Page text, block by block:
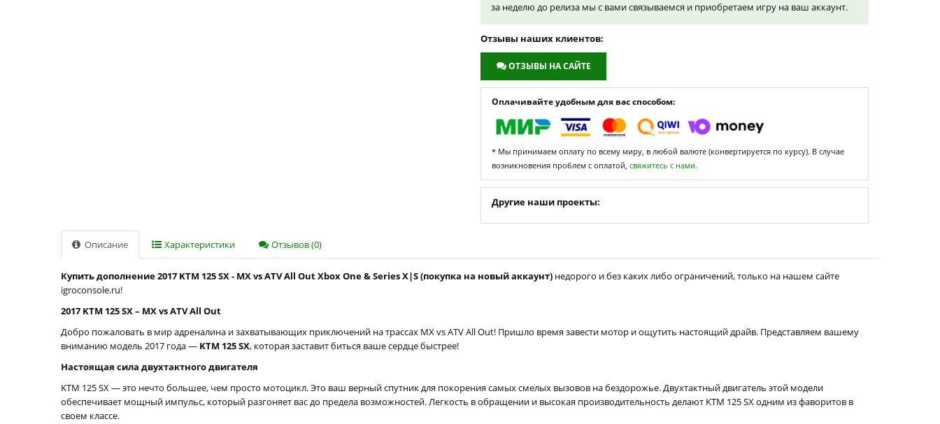
за неделю до релиза мы с вами связываемся и приобретаем игру на ваш аккаунт.
Отзывы наших клиентов:
ОТЗЫВЫ НА САЙТЕ
Оплачивайте удобным для вас способом:
* Мы принимаем оплату по всему миру, в любой валюте (конвертируется по курсу). В случае
возникновения проблем с оплатой, свяжитесь с нами.
Другие наши проекты:
Описание Характеристики Отзывов (0)
Купить дополнение 2017 KTM 125 SX - MX vs ATV All Out Xbox One & Series X|S (покупка на новый аккаунт) недорого и без каких либо ограничений, только на нашем сайте
igroconsole.ru!
2017 KTM 125 SX – MX vs ATV All Out
Добро пожаловать в мир адреналина и захватывающих приключений на трассах MX vs ATV All Out! Пришло время завести мотор и ощутить настоящий драйв. Представляем вашему
вниманию модель 2017 года — KTM 125 SX, которая заставит биться ваше сердце быстрее!
Настоящая сила двухтактного двигателя
KTM 125 SX — это нечто большее, чем просто мотоцикл. Это ваш верный спутник для покорения самых смелых вызовов на бездорожье. Двухтактный двигатель этой модели
обеспечивает мощный импульс, который разгоняет вас до предела возможностей. Легкость в обращении и высокая производительность делают KTM 125 SX одним из фаворитов в
своем классе.